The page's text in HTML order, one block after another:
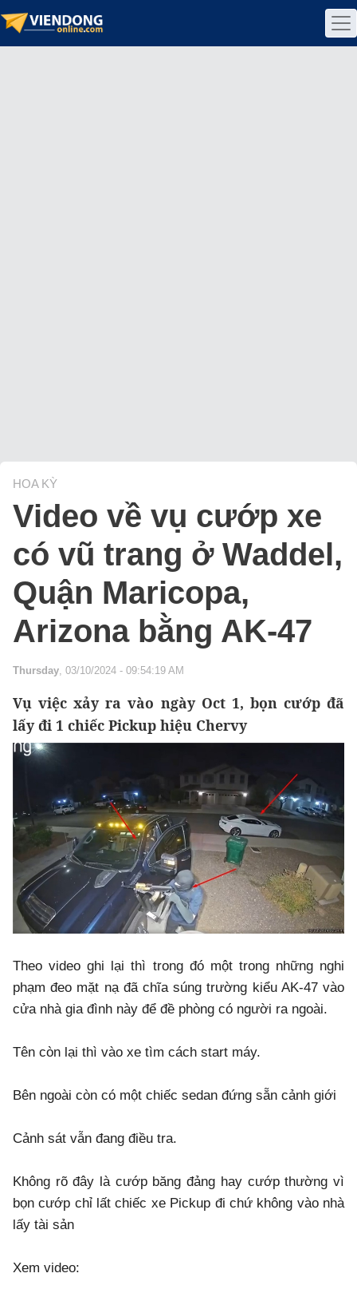
HOA KỲ
Video về vụ cướp xe
có vũ trang ở Waddel,
Quận Maricopa,
Arizona bằng AK-47
Thursday, 03/10/2024 - 09:54:19 AM
Vụ việc xảy ra vào ngày Oct 1, bọn cướp đã
lấy đi 1 chiếc Pickup hiệu Chervy
Theo video ghi lại thì trong đó một trong những nghi
phạm đeo mặt nạ đã chĩa súng trường kiểu AK-47 vào
cửa nhà gia đình này để đề phòng có người ra ngoài.
Tên còn lại thì vào xe tìm cách start máy.
Bên ngoài còn có một chiếc sedan đứng sẵn cảnh giới
Cảnh sát vẫn đang điều tra.
Không rõ đây là cướp băng đảng hay cướp thường vì
bọn cướp chỉ lất chiếc xe Pickup đi chứ không vào nhà
lấy tài sản
Xem video: